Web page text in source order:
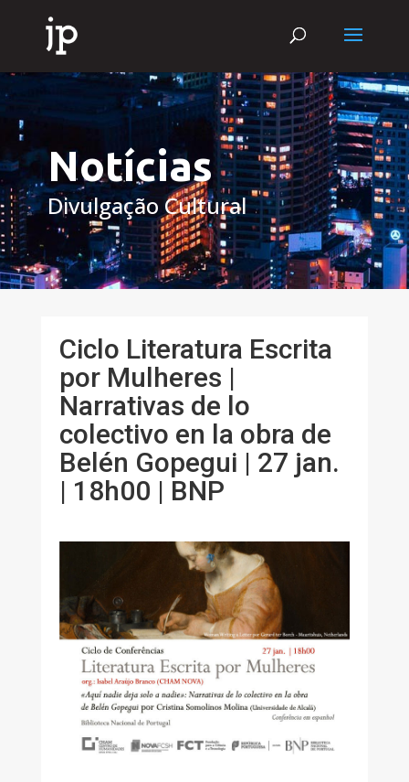
Notícias
Divulgação Cultural
Ciclo Literatura Escrita
por Mulheres |
Narrativas de lo
colectivo en la obra de
Belén Gopegui | 27 jan.
| 18h00 | BNP